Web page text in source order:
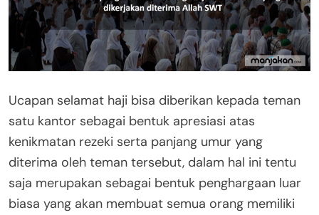
Ucapan selamat haji bisa diberikan kepada teman
satu kantor sebagai bentuk apresiasi atas
kenikmatan rezeki serta panjang umur yang
diterima oleh teman tersebut, dalam hal ini tentu
saja merupakan sebagai bentuk penghargaan luar
biasa yang akan membuat semua orang memiliki